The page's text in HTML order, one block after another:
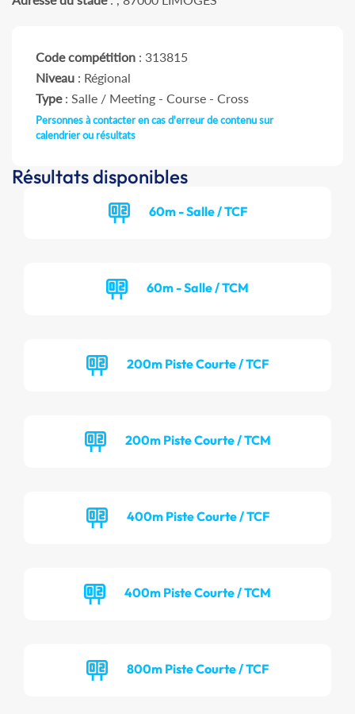
Code compétition : 313815
Niveau : Régional
Type: Salle / Meeting - Course - Cross
Personnes à contacter en cas d'erreur de contenu sur
calendrier ou résultats
Résultats disponibles
60m - Salle / TCF
60m - Salle / TCM
200m Piste Courte / TCF
200m Piste Courte / TCM
400m Piste Courte / TCF
400m Piste Courte / TCM
800m Piste Courte / TCF